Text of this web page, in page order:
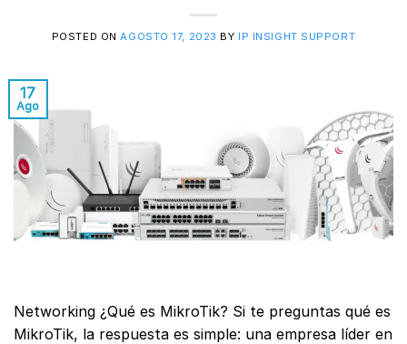
POSTED ONAGOSTO 17, 2023 BY IP INSIGHT SUPPORT
17
Ago
Networking ¿Qué es MikroTik? Si te preguntas qué es
MikroTik, la respuesta es simple: una empresa líder en